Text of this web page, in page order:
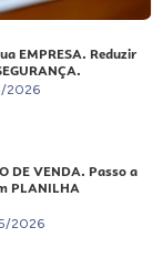
EMPRESA. Reduzir
2026
DE VENDA. Passo a
PLANILHA
2026